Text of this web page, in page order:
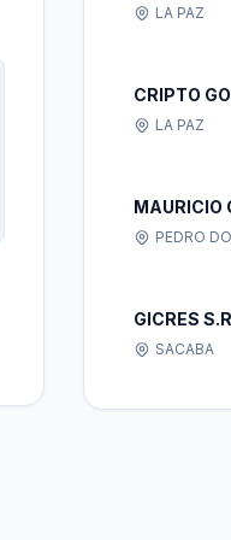
LA PAZ
LA PAZ
MAURICIO
PEDRO
GICRES
SACABA